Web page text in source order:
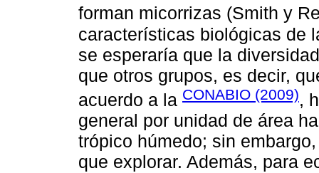
forman micorrizas (Smith y
características biológicas de
se esperaría que la
que otros grupos, es decir,
acuerdo a la CONABIO (2009),
general por unidad de área
trópico húmedo; sin
que explorar. Además, para